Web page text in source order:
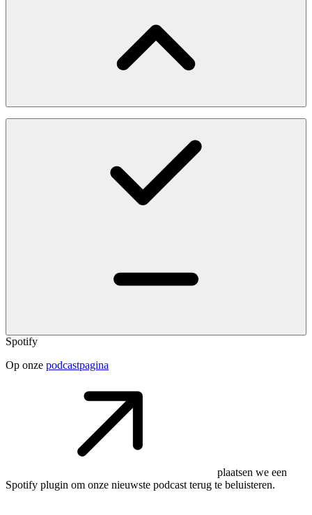
Spotify
Op onze podcastpagina
plaatsen we een
Spotify plugin om onze nieuwste podcast terug te beluisteren.